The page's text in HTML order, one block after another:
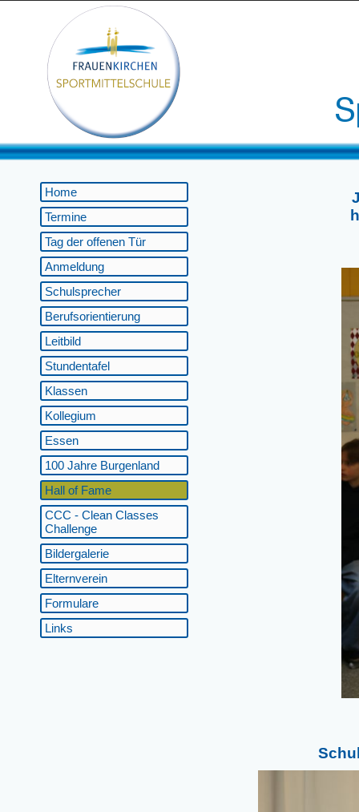
Home
Termine
Tag der offenen Tür
Anmeldung
Schulsprecher
Berufsorientierung
Leitbild
Stundentafel
Klassen
Kollegium
Essen
100 Jahre Burgenland
Hall of Fame
CCC - Clean Classes
Challenge
Bildergalerie
Elternverein
Formulare
Links